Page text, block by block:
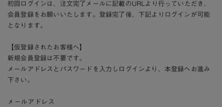
初回ログインは、注文完了メールに記載のURLより行っていただき、
会員登録をお願いいたします。登録完了後、下記よりログインが可能
となります。
【仮登録されたお客様へ】
新規会員登録は不要です。
メールアドレスとパスワードを入力しログインより、本登録へお進み
下さい。
メールアドレス